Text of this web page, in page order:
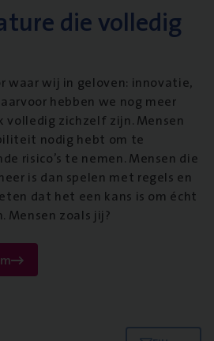
die volledig
waar wij in geloven: innovatie,
hebben we nog meer
volledig zichzelf zijn. Mensen
nodig hebt om te
risico’s te nemen. Mensen die
is dan spelen met regels en
dat het een kans is om écht
Mensen zoals jij?